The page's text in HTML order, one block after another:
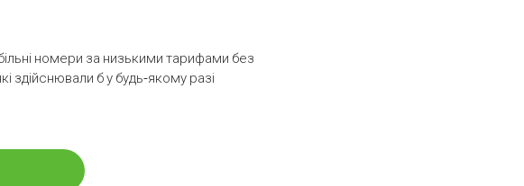
номери за низькими тарифами без
здійснювали б у будь-якому разі